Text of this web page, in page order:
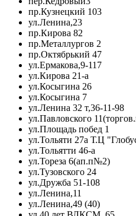
пр.Кузнецкий 103
ул.Ленина,23
пр.Кирова 82
пр.Металлургов 2
пр.Октябрький 47
ул.Ермакова,9-117
ул.Кирова 21-а
ул.Косыгина 26
ул.Косыгина 7
ул.Ленина 32 т,36-11-98
ул.Павловского
ул.Площадь побед 1
ул.Тольяти 27а Т.Ц
ул.Тольятти 46-а
ул.Тореза 6(ап.п№2)
ул.Тузовского 24
ул.Дружба 51-108
ул.Ленина,11
ул.Ленина,49 (40)